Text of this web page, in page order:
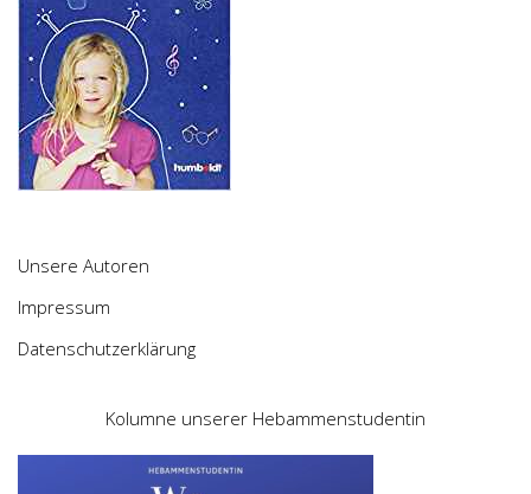
Unsere Autoren
Impressum
Datenschutzerklärung
Kolumne unserer Hebammenstudentin